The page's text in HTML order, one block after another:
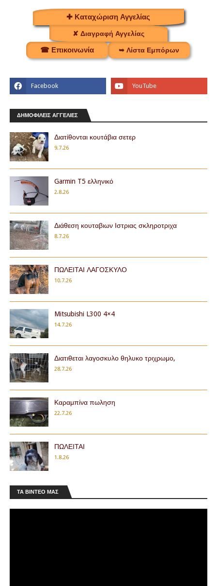
✚ Καταχώριση Αγγελίας
✘ Διαγραφή Αγγελίας
☎ Επικοινωνία ➥ Λίστα Εμπόρων
ΔΗΜΟΦΙΛΕΙΣ ΑΓΓΕΛΙΕΣ
Διατίθονται κουτάβια σετερ
9.7.26
Garmin T5 ελληνικό
2.8.26
Διάθεση κουταβιων Ιστριας σκληροτριχα
8.7.26
ΠΩΛΕΙΤΑΙ ΛΑΓΟΣΚΥΛΟ
10.7.26
Mitsubishi L300 4×4
14.7.26
Διατιθεται λαγοσκυλο θηλυκο τριχρωμο,
28.7.26
Καραμπίνα πωληση
22.7.26
ΠΩΛΕΙΤΑΙ
1.8.26
ΤΑ ΒΊΝΤΕΟ ΜΑΣ